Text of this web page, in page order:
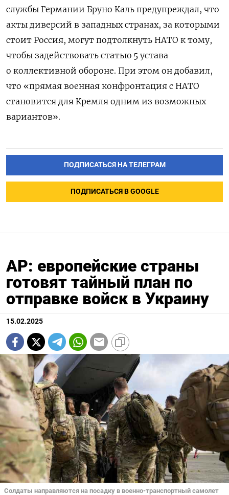
службы Германии Бруно Каль предупреждал, что
акты диверсий в западных странах, за которыми
стоит Россия, могут подтолкнуть НАТО к тому,
чтобы задействовать статью 5 устава
о коллективной обороне. При этом он добавил,
что «прямая военная конфронтация с НАТО
становится для Кремля одним из возможных
вариантов».
ПОДПИСАТЬСЯ НА ТЕЛЕГРАМ
ПОДПИСАТЬСЯ В GOOGLE
AP: европейские страны
готовят тайный план по
отправке войск в Украину
15.02.2025
Солдаты направляются на посадку в военно-транспортный самолет